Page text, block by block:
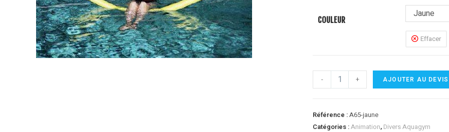
COULEUR
Jaune
Effacer
- + AJOUTER AU DEVIS
Référence :A65-jaune
Catégories :Animation, Divers Aquagym